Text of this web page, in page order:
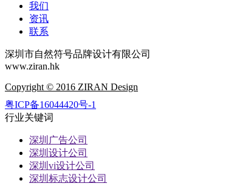
我们
资讯
联系
深圳市自然符号品牌设计有限公司
www.ziran.hk
Copyright © 2016 ZIRAN Design
粤ICP备16044420号-1
行业关键词
深圳广告公司
深圳设计公司
深圳vi设计公司
深圳标志设计公司